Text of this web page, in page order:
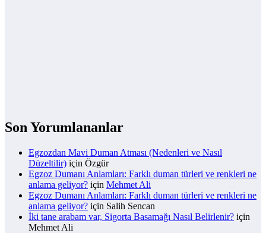
Son Yorumlananlar
Egzozdan Mavi Duman Atması (Nedenleri ve Nasıl
Düzeltilir) için Özgür
Egzoz Dumanı Anlamları: Farklı duman türleri ve renkleri ne
anlama geliyor? için Mehmet Ali
Egzoz Dumanı Anlamları: Farklı duman türleri ve renkleri ne
anlama geliyor? için Salih Sencan
İki tane arabam var, Sigorta Basamağı Nasıl Belirlenir? için
Mehmet Ali